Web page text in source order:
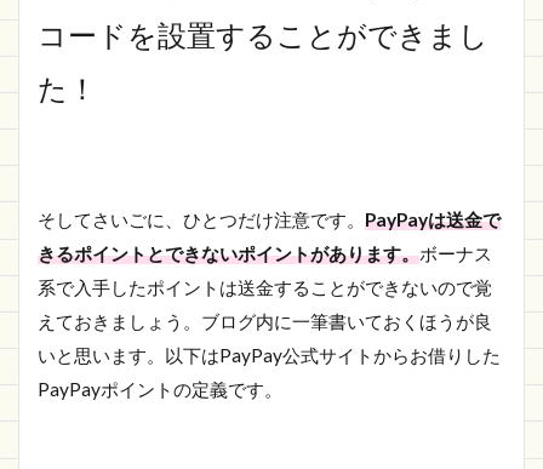
コードを設置することができまし
た！
そしてさいごに、ひとつだけ注意です。 PayPayは送金で
きるポイントとできないポイントがあります。ボーナス
系で入手したポイントは送金することができないので覚
えておきましょう。ブログ内に一筆書いておくほうが良
いと思います。以下はPayPay公式サイトからお借りした
PayPayポイントの定義です。